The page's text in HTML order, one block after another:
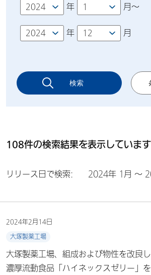
年 月～
年 月
108件の検索結果を表示しています
リリース日で検索: 2024年 1月 ～
2024年2月14日
大塚製薬工場
大塚製薬工場、組成および物性を改良し
濃厚流動食品「ハイネックスゼリー」